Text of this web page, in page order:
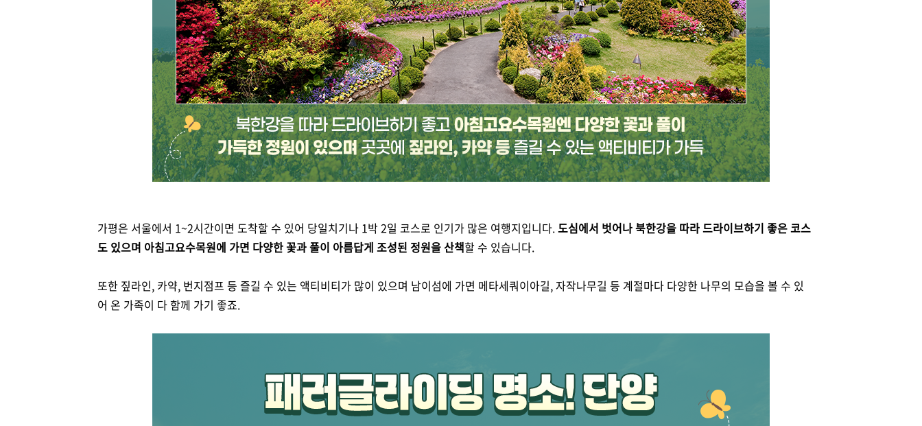
가평은 서울에서 1~2시간이면 도착할 수 있어 당일치기나 1박 2일 코스로 인기가 많은 여행지입니다.도심에서 벗어나 북한강을 따라 드라이브하기 좋은 코스
도 있으며 아침고요수목원에 가면 다양한 꽃과 풀이 아름답게 조성된 정원을 산책할 수 있습니다.
또한 짚라인, 카약, 번지점프 등 즐길 수 있는 액티비티가 많이 있으며 남이섬에 가면 메타세쿼이아길, 자작나무길 등 계절마다 다양한 나무의 모습을 볼 수 있
어 온 가족이 다 함께 가기 좋죠.